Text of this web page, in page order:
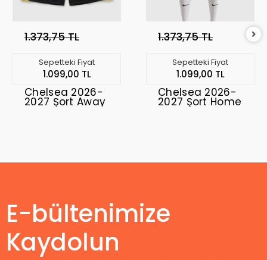
1.373,75 TL
Sepetteki Fiyat
1.099,00 TL
Chelsea 2026-
2027 Şort Away
1.373,75 TL
Sepetteki Fiyat
1.099,00 TL
Chelsea 2026-
2027 Şort Home
E-bültenimize
Kaydolun